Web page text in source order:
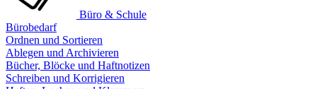
Büro & Schule
Bürobedarf
Ordnen und Sortieren
Ablegen und Archivieren
Bücher, Blöcke und Haftnotizen
Schreiben und Korrigieren